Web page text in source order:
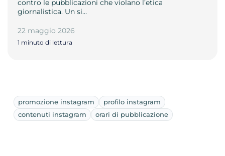
contro le pubblicazioni che violano l’etica
giornalistica. Un si…
22 maggio 2026
1 minuto di lettura
promozione instagram
profilo instagram
contenuti instagram
orari di pubblicazione